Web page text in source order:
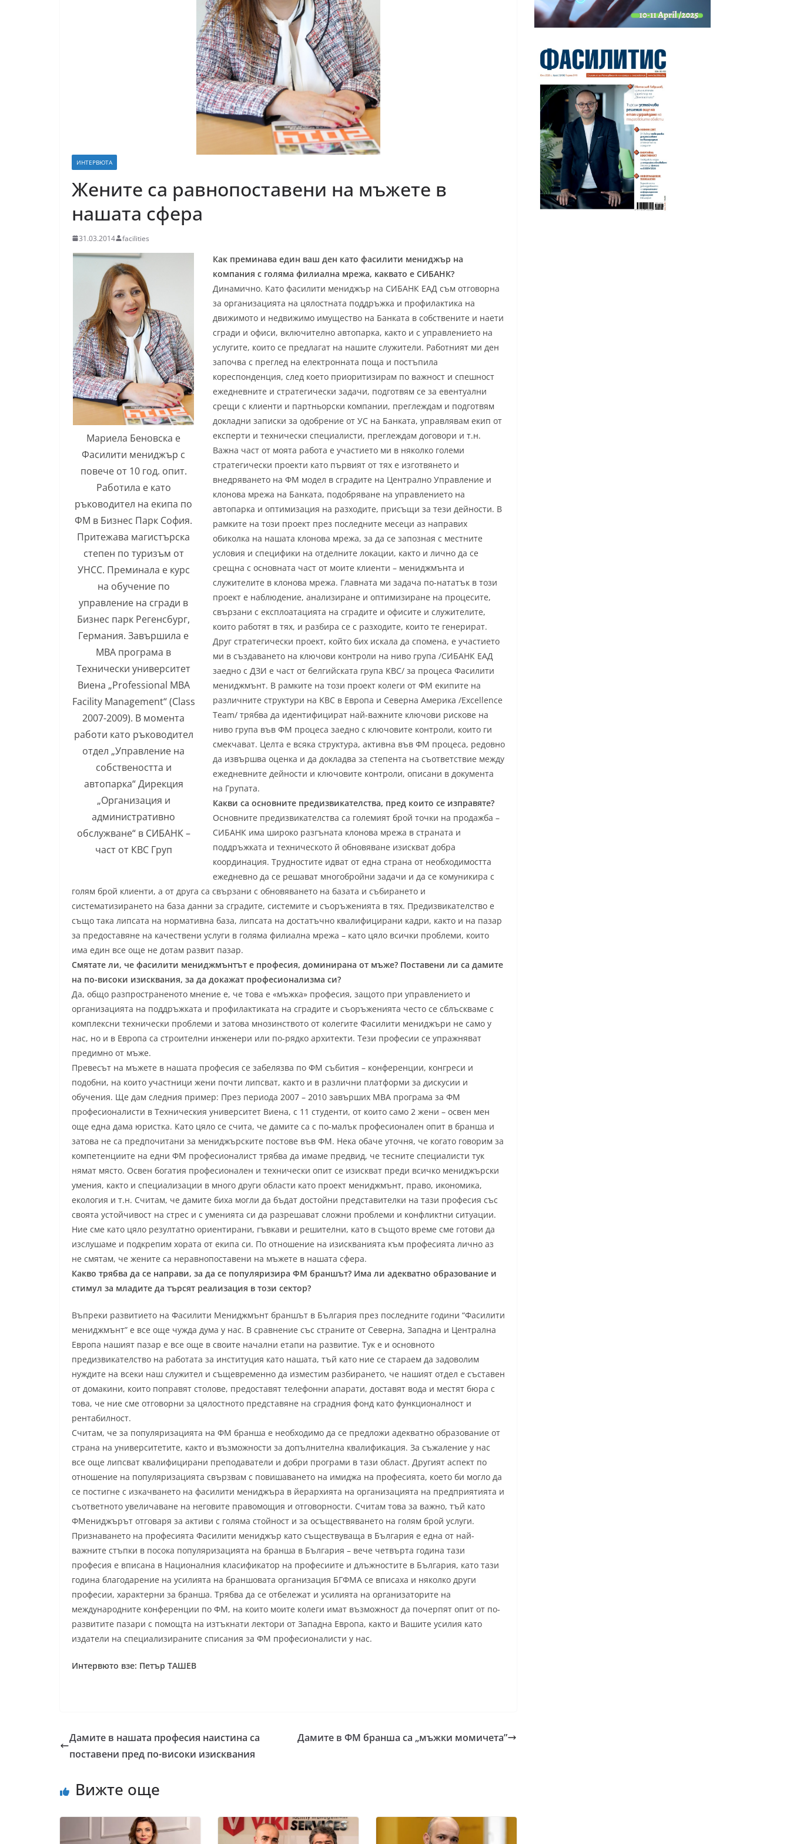
ИНТЕРВЮТА
Жените са равнопоставени на мъжете в
нашата сфера
31.03.2014 facilities
Мариела Беновска е
Фасилити мениджър с
повече от 10 год. опит.
Работила е като
ръководител на екипа по
ФМ в Бизнес Парк София.
Притежава магистърска
степен по туризъм от
УНСС. Преминала е курс
на обучение по
управление на сгради в
Бизнес парк Регенсбург,
Германия. Завършила е
MBA програма в
Технически университет
Виена „Professional MBA
Facility Management“ (Class
2007-2009). В момента
работи като ръководител
отдел „Управление на
собствеността и
автопарка“ Дирекция
„Организация и
административно
обслужване“ в СИБАНК –
част от КВС Груп
Как преминава един ваш ден като фасилити мениджър на
компания с голяма филиална мрежа, каквато е СИБАНК?
Динамично. Като фасилити мениджър на СИБАНК ЕАД съм отговорна
за организацията на цялостната поддръжка и профилактика на
движимото и недвижимо имущество на Банката в собствените и наети
сгради и офиси, включително автопарка, както и с управлението на
услугите, които се предлагат на нашите служители. Работният ми ден
започва с преглед на електронната поща и постъпила
кореспонденция, след което приоритизирам по важност и спешност
ежедневните и стратегически задачи, подготвям се за евентуални
срещи с клиенти и партньорски компании, преглеждам и подготвям
докладни записки за одобрение от УС на Банката, управлявам екип от
експерти и технически специалисти, преглеждам договори и т.н.
Важна част от моята работа е участието ми в няколко големи
стратегически проекти като първият от тях е изготвянето и
внедряването на ФМ модел в сградите на Централно Управление и
клонова мрежа на Банката, подобряване на управлението на
автопарка и оптимизация на разходите, присъщи за тези дейности. В
рамките на този проект през последните месеци аз направих
обиколка на нашата клонова мрежа, за да се запозная с местните
условия и специфики на отделните локации, както и лично да се
срещна с основната част от моите клиенти – мениджмънта и
служителите в клонова мрежа. Главната ми задача по-нататък в този
проект е наблюдение, анализиране и оптимизиране на процесите,
свързани с експлоатацията на сградите и офисите и служителите,
които работят в тях, и разбира се с разходите, които те генерират.
Друг стратегически проект, който бих искала да спомена, е участието
ми в създаването на ключови контроли на ниво група /СИБАНК ЕАД
заедно с ДЗИ е част от белгийската група KBC/ за процеса Фасилити
мениджмънт. В рамките на този проект колеги от ФМ екипите на
различните структури на KBC в Европа и Северна Америка /Excellence
Team/ трябва да идентифицират най-важните ключови рискове на
ниво група във ФМ процеса заедно с ключовите контроли, които ги
смекчават. Целта е всяка структура, активна във ФМ процеса, редовно
да извършва оценка и да докладва за степента на съответствие между
ежедневните дейности и ключовите контроли, описани в документа
на Групата.
Какви са основните предизвикателства, пред които се изправяте?
Основните предизвикателства са големият брой точки на продажба –
СИБАНК има широко разгъната клонова мрежа в страната и
поддръжката и техническото й обновяване изискват добра
координация. Трудностите идват от една страна от необходимостта
ежедневно да се решават многобройни задачи и да се комуникира с
голям брой клиенти, а от друга са свързани с обновяването на базата и събирането и
систематизирането на база данни за сградите, системите и съоръженията в тях. Предизвикателство е
също така липсата на нормативна база, липсата на достатъчно квалифицирани кадри, както и на пазар
за предоставяне на качествени услуги в голяма филиална мрежа – като цяло всички проблеми, които
има един все още не дотам развит пазар.
Смятате ли, че фасилити мениджмънтът е професия, доминирана от мъже? Поставени ли са дамите
на по-високи изисквания, за да докажат професионализма си?
Да, общо разпространеното мнение е, че това е «мъжка» професия, защото при управлението и
организацията на поддръжката и профилактиката на сградите и съоръженията често се сблъскваме с
комплексни технически проблеми и затова мнозинството от колегите Фасилити мениджъри не само у
нас, но и в Европа са строителни инженери или по-рядко архитекти. Тези професии се упражняват
предимно от мъже.
Превесът на мъжете в нашата професия се забелязва по ФМ събития – конференции, конгреси и
подобни, на които участници жени почти липсват, както и в различни платформи за дискусии и
обучения. Ще дам следния пример: През периода 2007 – 2010 завърших MBA програма за ФМ
професионалисти в Техническия университет Виена, с 11 студенти, от които само 2 жени – освен мен
още една дама юристка. Като цяло се счита, че дамите са с по-малък професионален опит в бранша и
затова не са предпочитани за мениджърските постове във ФМ. Нека обаче уточня, че когато говорим за
компетенциите на едни ФМ професионалист трябва да имаме предвид, че тесните специалисти тук
нямат място. Освен богатия професионален и технически опит се изискват преди всичко мениджърски
умения, както и специализации в много други области като проект мениджмънт, право, икономика,
екология и т.н. Считам, че дамите биха могли да бъдат достойни представителки на тази професия със
своята устойчивост на стрес и с уменията си да разрешават сложни проблеми и конфликтни ситуации.
Ние сме като цяло резултатно ориентирани, гъвкави и решителни, като в същото време сме готови да
изслушаме и подкрепим хората от екипа си. По отношение на изискванията към професията лично аз
не смятам, че жените са неравнопоставени на мъжете в нашата сфера.
Какво трябва да се направи, за да се популяризира ФМ браншът? Има ли адекватно образование и
стимул за младите да търсят реализация в този сектор?
Въпреки развитието на Фасилити Мениджмънт браншът в България през последните години “Фасилити
мениджмънт” е все още чужда дума у нас. В сравнение със страните от Северна, Западна и Централна
Европа нашият пазар е все още в своите начални етапи на развитие. Тук е и основното
предизвикателство на работата за институция като нашата, тъй като ние се стараем да задоволим
нуждите на всеки наш служител и същевременно да изместим разбирането, че нашият отдел е съставен
от домакини, които поправят столове, предоставят телефонни апарати, доставят вода и местят бюра с
това, че ние сме отговорни за цялостното представяне на сградния фонд като функционалност и
рентабилност.
Считам, че за популяризацията на ФМ бранша е необходимо да се предложи адекватно образование от
страна на университетите, както и възможности за допълнителна квалификация. За съжаление у нас
все още липсват квалифицирани преподаватели и добри програми в тази област. Другият аспект по
отношение на популяризацията свързвам с повишаването на имиджа на професията, което би могло да
се постигне с изкачването на фасилити мениджъра в йерархията на организацията на предприятията и
съответното увеличаване на неговите правомощия и отговорности. Считам това за важно, тъй като
ФМениджърът отговаря за активи с голяма стойност и за осъществяването на голям брой услуги.
Признаването на професията Фасилити мениджър като съществуваща в България е една от най-
важните стъпки в посока популяризацията на бранша в България – вече четвърта година тази
професия е вписана в Националния класификатор на професиите и длъжностите в България, като тази
година благодарение на усилията на браншовата организация БГФМА се вписаха и няколко други
професии, характерни за бранша. Трябва да се отбележат и усилията на организаторите на
международните конференции по ФМ, на които моите колеги имат възможност да почерпят опит от по-
развитите пазари с помощта на изтъкнати лектори от Западна Европа, както и Вашите усилия като
издатели на специализираните списания за ФМ професионалисти у нас.
Интервюто взе: Петър ТАШЕВ
Дамите в нашата професия наистина са
поставени пред по-високи изисквания
Дамите в ФМ бранша са „мъжки момичета”
Вижте още